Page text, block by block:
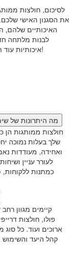
לסיכום, חולצות
את הסגנון האישי שלכם.
האיכותיים שלהם,
לבנות מלתחה
איכותיות עוד היום וקחו את משחק האופנה שלכם לשלב הבא!
מה היתרונות של
חולצות ממותגות הן
שלך בעלות נמוכה
ואחידה, מעודדות
לעורר עניין
כמתנות ללקוחות,
קיימים מגוון
פולו, חולצות
ארוכים ועוד. כל
קהל היעד והשימוש